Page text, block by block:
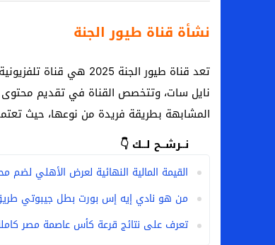
نشأة قناة طيور الجنة
نايل سات، وتتخصص القناة في تقديم محتوى
المشابهة بطريقة فريدة من نوعها، حيث
نــرشــح لــك 👇
القيمة المالية النهائية لعرض الأهلي لضم
من هو نادي إيه إس بورت بطل جيبوتي طريق
تعرف على نتائج قرعة كأس عاصمة مصر كاملة 2026-